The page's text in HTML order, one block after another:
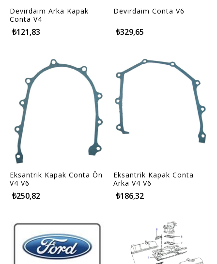
Devirdaim Arka Kapak
Conta V4
₺121,83
Devirdaim Conta V6
₺329,65
Eksantrik Kapak Conta Ön
V4 V6
₺250,82
Eksantrik Kapak Conta
Arka V4 V6
₺186,32